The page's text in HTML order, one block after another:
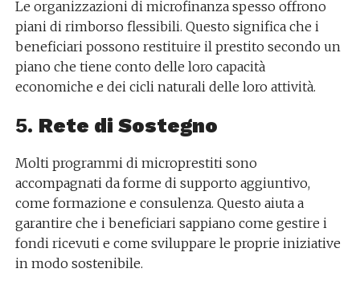
Le organizzazioni di microfinanza spesso offrono
piani di rimborso flessibili. Questo significa che i
beneficiari possono restituire il prestito secondo un
piano che tiene conto delle loro capacità
economiche e dei cicli naturali delle loro attività.
5. Rete di Sostegno
Molti programmi di microprestiti sono
accompagnati da forme di supporto aggiuntivo,
come formazione e consulenza. Questo aiuta a
garantire che i beneficiari sappiano come gestire i
fondi ricevuti e come sviluppare le proprie iniziative
in modo sostenibile.